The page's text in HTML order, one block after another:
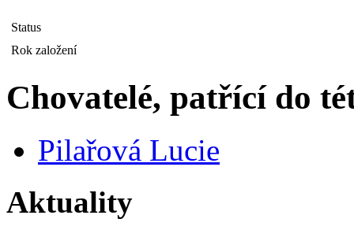
Status
Rok založení
Chovatelé, patřící do
Pilařová Lucie
Aktuality